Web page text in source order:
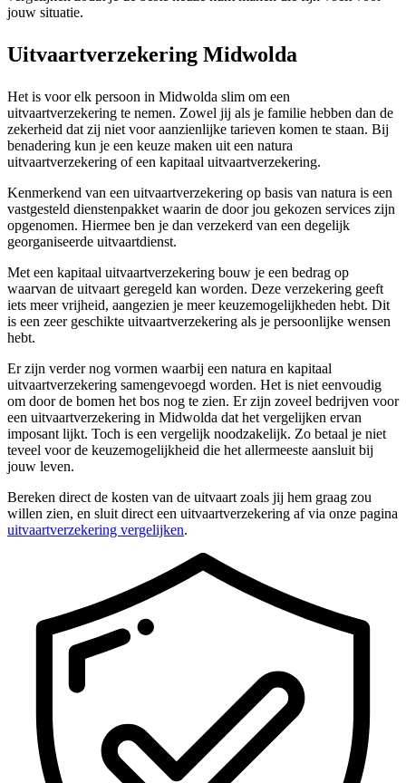
jouw situatie.
Uitvaartverzekering Midwolda
Het is voor elk persoon in Midwolda slim om een
uitvaartverzekering te nemen. Zowel jij als je familie hebben dan de
zekerheid dat zij niet voor aanzienlijke tarieven komen te staan. Bij
benadering kun je een keuze maken uit een natura
uitvaartverzekering of een kapitaal uitvaartverzekering.
Kenmerkend van een uitvaartverzekering op basis van natura is een
vastgesteld dienstenpakket waarin de door jou gekozen services zijn
opgenomen. Hiermee ben je dan verzekerd van een degelijk
georganiseerde uitvaartdienst.
Met een kapitaal uitvaartverzekering bouw je een bedrag op
waarvan de uitvaart geregeld kan worden. Deze verzekering geeft
iets meer vrijheid, aangezien je meer keuzemogelijkheden hebt. Dit
is een zeer geschikte uitvaartverzekering als je persoonlijke wensen
hebt.
Er zijn verder nog vormen waarbij een natura en kapitaal
uitvaartverzekering samengevoegd worden. Het is niet eenvoudig
om door de bomen het bos nog te zien. Er zijn zoveel bedrijven voor
een uitvaartverzekering in Midwolda dat het vergelijken ervan
imposant lijkt. Toch is een vergelijk noodzakelijk. Zo betaal je niet
teveel voor de keuzemogelijkheid die het allermeeste aansluit bij
jouw leven.
Bereken direct de kosten van de uitvaart zoals jij hem graag zou
willen zien, en sluit direct een uitvaartverzekering af via onze pagina
uitvaartverzekering vergelijken.